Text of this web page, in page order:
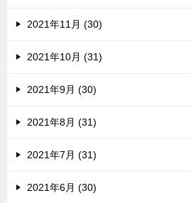
2021年11月 (30)
2021年10月 (31)
2021年9月 (30)
2021年8月 (31)
2021年7月 (31)
2021年6月 (30)